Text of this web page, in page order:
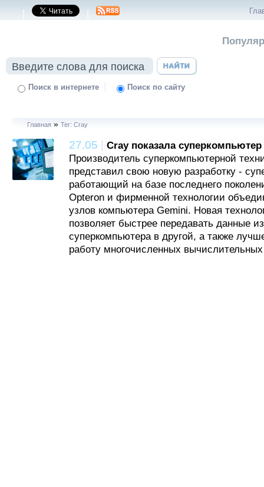
| |
Поиск в интернете | Поиск по сайту
Главная » Тег: Cray
27.05
Cray показала суперкомпьютер
Производитель суперкомпьютерной
представил свою новую разработку -
работающий на базе последнего
Opteron и фирменной технологии
узлов компьютера Gemini. Новая
позволяет быстрее передавать данные
суперкомпьютера в другой, а также
работу многочисленных